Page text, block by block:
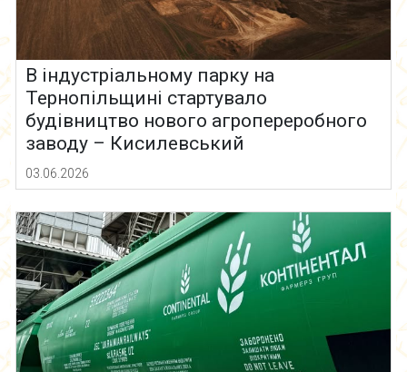
В індустріальному парку на
Тернопільщині стартувало
будівництво нового агропереробного
заводу – Кисилевський
03.06.2026